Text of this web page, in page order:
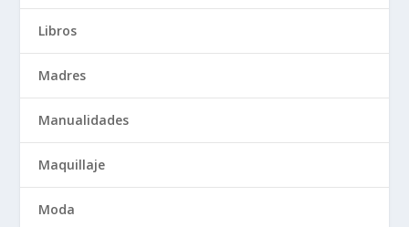
Libros
Madres
Manualidades
Maquillaje
Moda